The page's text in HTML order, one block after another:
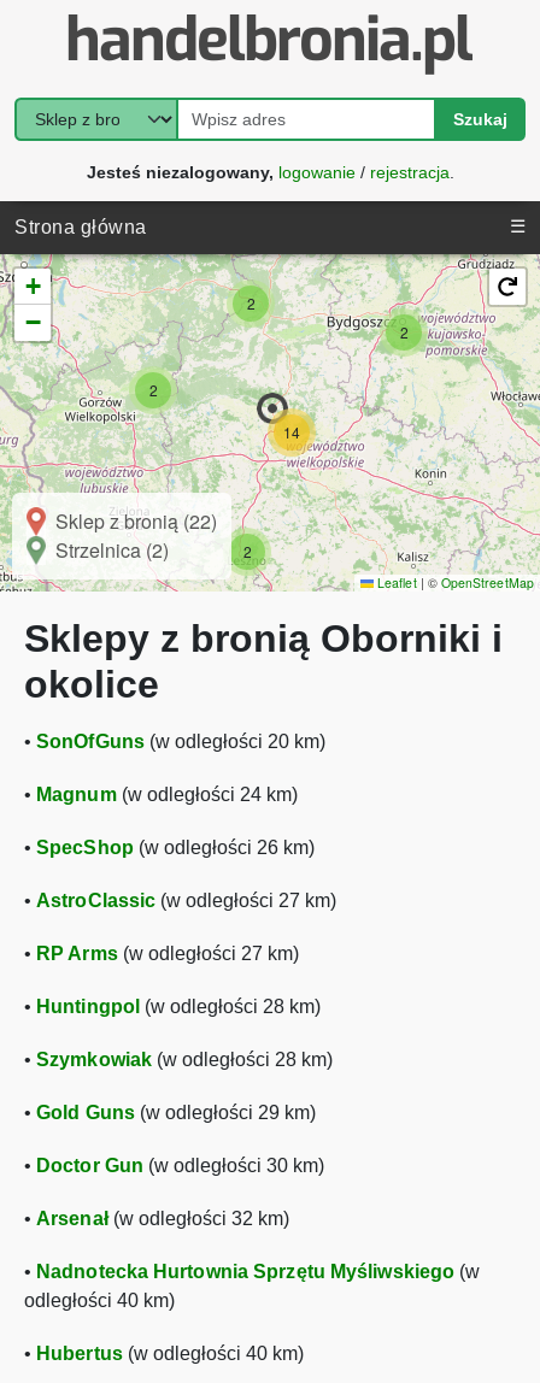
Szukaj
Jesteś niezalogowany, logowanie/ rejestracja
Strona główna ☰
2
2
2
2
14
+
−
Sklep z bronią (22)
Strzelnica (2)
Leaflet | © OpenStreetMap
Sklepy z bronią Oborniki i
okolice
• SonOfGuns(w odległości 20 km)
• Magnum(w odległości 24 km)
• SpecShop(w odległości 26 km)
• AstroClassic (w odległości 27 km)
• RP Arms(w odległości 27 km)
• Huntingpol (w odległości 28 km)
• Szymkowiak (w odległości 28 km)
• Gold Guns(w odległości 29 km)
• Doctor Gun (w odległości 30 km)
• Arsenał(w odległości 32 km)
• Nadnotecka Hurtownia Sprzętu Myśliwskiego (w
odległości 40 km)
• Hubertus(w odległości 40 km)